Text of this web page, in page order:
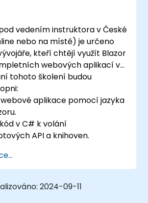
vedením instruktora v České
nebo na místě) je určeno
kteří chtějí využít Blazor
webových aplikací v
tohoto školení budou
aplikace pomocí jazyka
v C# k volání
API a knihoven.
nebo na serveru.
webové aplikace v Blazoru
Azure.2024-09-11